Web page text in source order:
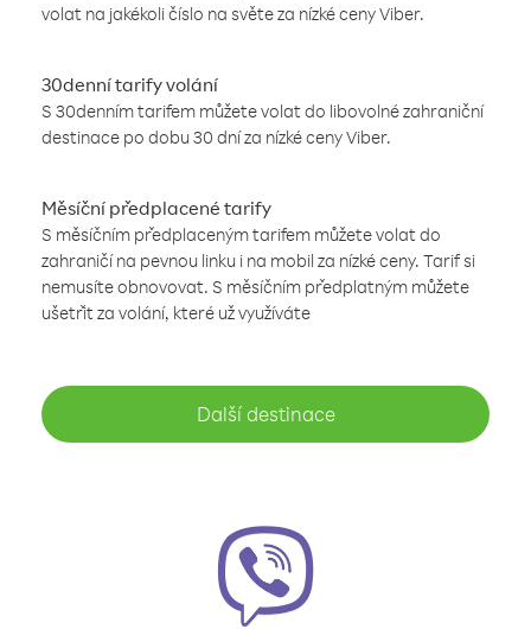
volat na jakékoli číslo na světe za nízké ceny Viber.
30denní tarify volání
S 30denním tarifem můžete volat do libovolné zahraniční
destinace po dobu 30 dní za nízké ceny Viber.
Měsíční předplacené tarify
S měsíčním předplaceným tarifem můžete volat do
zahraničí na pevnou linku i na mobil za nízké ceny. Tarif si
nemusíte obnovovat. S měsíčním předplatným můžete
ušetřit za volání, které už využíváte
Další destinace